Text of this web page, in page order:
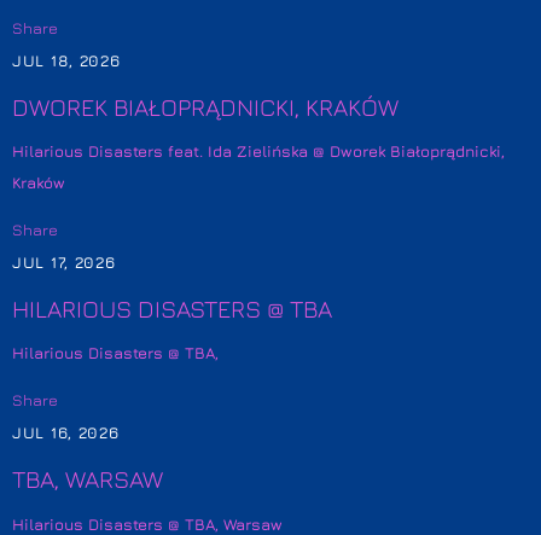
Share
JUL 18, 2026
DWOREK BIAŁOPRĄDNICKI, KRAKÓW
Hilarious Disasters feat. Ida Zielińska @ Dworek Białoprądnicki,
Kraków
Share
JUL 17, 2026
HILARIOUS DISASTERS @ TBA
Hilarious Disasters @ TBA,
Share
JUL 16, 2026
TBA, WARSAW
Hilarious Disasters @ TBA, Warsaw